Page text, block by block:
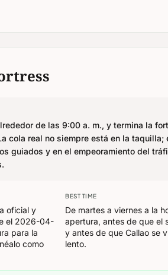
de las 9:00 a. m., y termina la
cola real no siempre está en la taquilla;
guiados y en el empeoramiento del
oficial y
el 2026-04-
para la
como
BEST TIME
De martes a viernes a la
apertura, antes de que el
y antes de que Callao se
lento.